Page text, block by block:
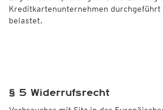
Kreditkartenunternehmen
belastet.
§ 5 Widerrufsrecht